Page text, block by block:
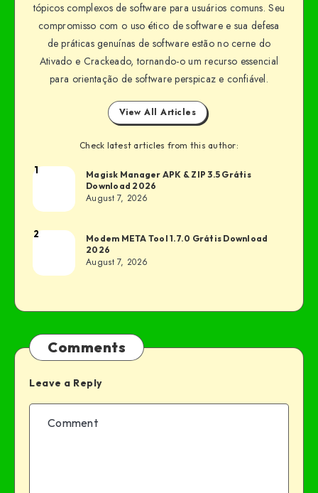
tópicos complexos de software para usuários comuns. Seu
compromisso com o uso ético de software e sua defesa
de práticas genuínas de software estão no cerne do
Ativado e Crackeado, tornando-o um recurso essencial
para orientação de software perspicaz e confiável.
View All Articles
Check latest articles from this author:
1
Magisk Manager APK & ZIP 3.5 Grátis
Download 2026
August 7, 2026
2
Modem META Tool 1.7.0 Grátis Download
2026
August 7, 2026
Comments
Leave a Reply